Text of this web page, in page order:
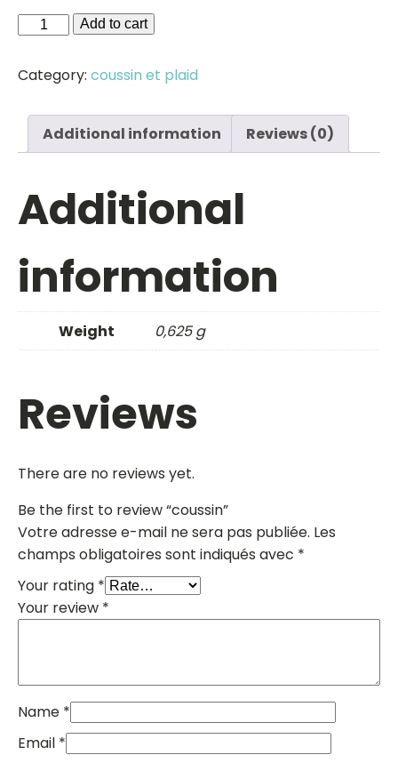
coussin
Add to cart
Category: coussin et plaid
Additional information Reviews (0)
Additional
information
Weight 0,625 g
Reviews
There are no reviews yet.
Be the first to review “coussin”
Votre adresse e-mail ne sera pas publiée. Les
champs obligatoires sont indiqués avec *
Your rating *
Your review *
Name *
Email *